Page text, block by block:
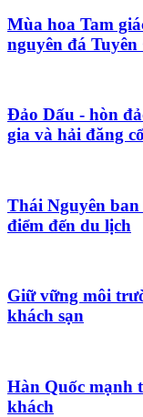
Mùa hoa Tam
nguyên đá Tuyên
Đảo Dấu - hòn
gia và hải đăng cổ
Thái Nguyên
điểm đến du lịch
Giữ vững môi
khách sạn
Hàn Quốc mạnh
khách